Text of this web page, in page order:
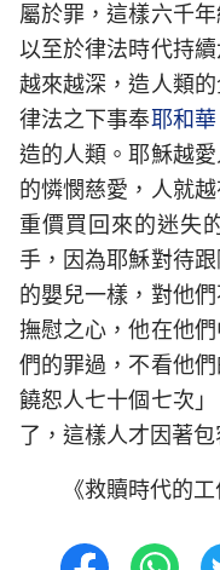
屬於罪，這樣六千
以至於律法時代持
越來越深，造人類
律法之下事奉耶和華
造的人類。耶穌越
的憐憫慈愛，人就
重價買回來的迷失
手，因為耶穌對待
的嬰兒一樣，對他
撫慰之心，他在他
們的罪過，不看他
饒恕人七十個七次
了，這樣人才因著包
《救贖時代的工